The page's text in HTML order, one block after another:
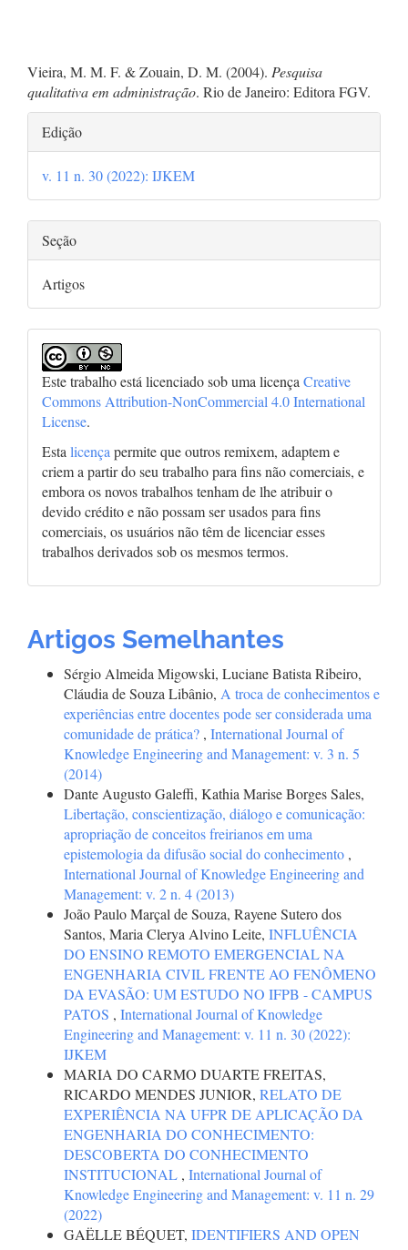
Vieira, M. M. F. & Zouain, D. M. (2004). Pesquisa
qualitativa em administração. Rio de Janeiro: Editora FGV.
Detalhes
do
artigo
Edição
v. 11 n. 30 (2022): IJKEM
Seção
Artigos
Este trabalho está licenciado sob uma licença Creative
Commons Attribution-NonCommercial 4.0 International
License.
Esta licença permite que outros remixem, adaptem e
criem a partir do seu trabalho para fins não comerciais, e
embora os novos trabalhos tenham de lhe atribuir o
devido crédito e não possam ser usados para fins
comerciais, os usuários não têm de licenciar esses
trabalhos derivados sob os mesmos termos.
Artigos Semelhantes
Sérgio Almeida Migowski, Luciane Batista Ribeiro,
Cláudia de Souza Libânio, A troca de conhecimentos e
experiências entre docentes pode ser considerada uma
comunidade de prática? , International Journal of
Knowledge Engineering and Management: v. 3 n. 5
(2014)
Dante Augusto Galeffi, Kathia Marise Borges Sales,
Libertação, conscientização, diálogo e comunicação:
apropriação de conceitos freirianos em uma
epistemologia da difusão social do conhecimento ,
International Journal of Knowledge Engineering and
Management: v. 2 n. 4 (2013)
João Paulo Marçal de Souza, Rayene Sutero dos
Santos, Maria Clerya Alvino Leite, INFLUÊNCIA
DO ENSINO REMOTO EMERGENCIAL NA
ENGENHARIA CIVIL FRENTE AO FENÔMENO
DA EVASÃO: UM ESTUDO NO IFPB - CAMPUS
PATOS , International Journal of Knowledge
Engineering and Management: v. 11 n. 30 (2022):
IJKEM
MARIA DO CARMO DUARTE FREITAS,
RICARDO MENDES JUNIOR, RELATO DE
EXPERIÊNCIA NA UFPR DE APLICAÇÃO DA
ENGENHARIA DO CONHECIMENTO:
DESCOBERTA DO CONHECIMENTO
INSTITUCIONAL , International Journal of
Knowledge Engineering and Management: v. 11 n. 29
(2022)
GAËLLE BÉQUET, IDENTIFIERS AND OPEN